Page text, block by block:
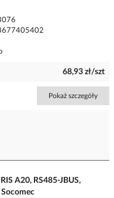
68,93 zł/szt
Pokaż szczegóły
A20, RS485-JBUS,